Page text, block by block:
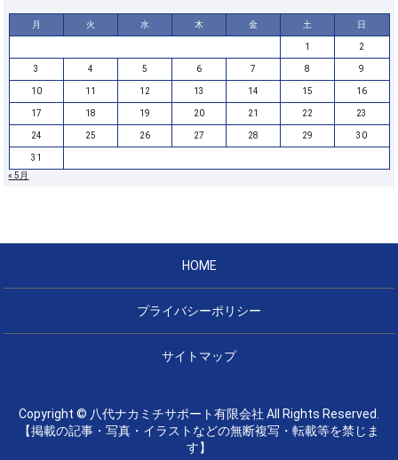
月 火 水 木 金 土 日
1 2
3 4 5 6 7 8 9
10 11 12 13 14 15 16
17 18 19 20 21 22 23
24 25 26 27 28 29 30
31
« 5月
HOME
プライバシーポリシー
サイトマップ
Copyright © 八代ナカミチサポート有限会社 All Rights Reserved.
【掲載の記事・写真・イラストなどの無断複写・転載等を禁じま
す】